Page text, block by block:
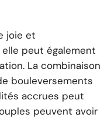
joie et
peut également
La combinaison
bouleversements
accrues peut
peuvent avoir